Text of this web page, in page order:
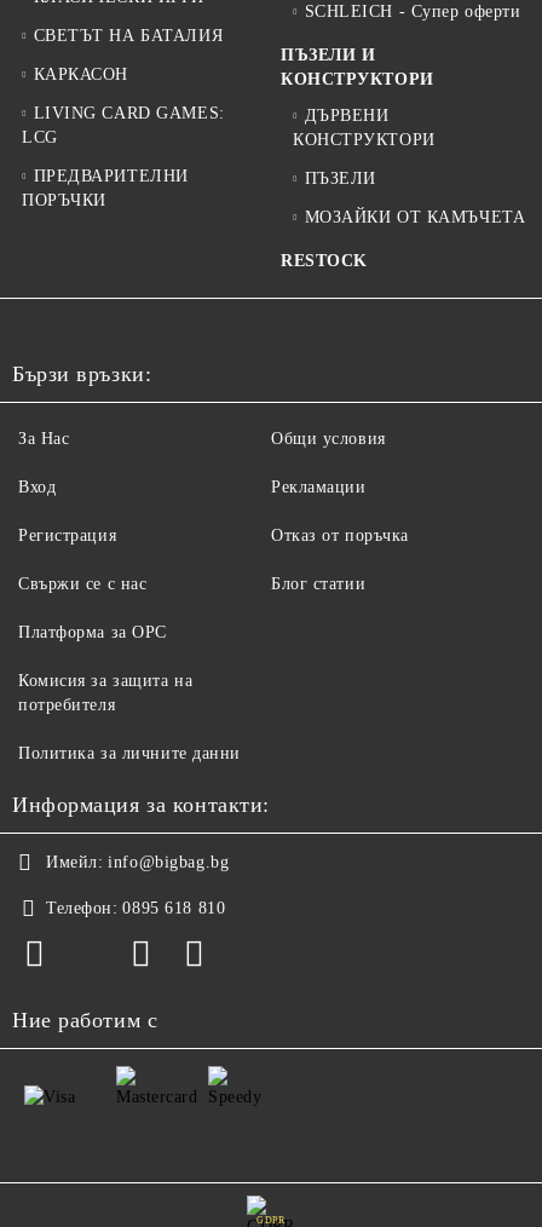
СВЕТЪТ НА БАТАЛИЯ
КАРКАСОН
LIVING CARD GAMES:
LCG
ПРЕДВАРИТЕЛНИ
ПОРЪЧКИ
SCHLEICH - Супер оферти
ПЪЗЕЛИ И
КОНСТРУКТОРИ
ДЪРВЕНИ
КОНСТРУКТОРИ
ПЪЗЕЛИ
МОЗАЙКИ ОТ КАМЪЧЕТА
RESTOCK
Бързи връзки:
За Нас
Вход
Регистрация
Свържи се с нас
Общи условия
Рекламации
Отказ от поръчка
Блог статии
Платформа за ОРС
Комисия за защита на
потребителя
Политика за личните данни
Информация за контакти:
Имейл: info@bigbag.bg
Телефон: 0895 618 810
Ние работим с
GDPR